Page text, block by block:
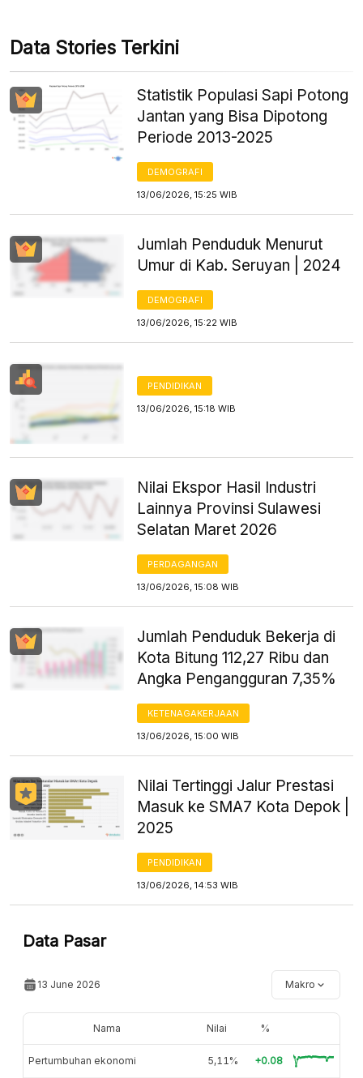
Data Stories Terkini
Statistik Populasi Sapi Potong
Jantan yang Bisa Dipotong
Periode 2013-2025
DEMOGRAFI
13/06/2026, 15:25 WIB
Jumlah Penduduk Menurut
Umur di Kab. Seruyan | 2024
DEMOGRAFI
13/06/2026, 15:22 WIB
PENDIDIKAN
13/06/2026, 15:18 WIB
Nilai Ekspor Hasil Industri
Lainnya Provinsi Sulawesi
Selatan Maret 2026
PERDAGANGAN
13/06/2026, 15:08 WIB
Jumlah Penduduk Bekerja di
Kota Bitung 112,27 Ribu dan
Angka Pengangguran 7,35%
KETENAGAKERJAAN
13/06/2026, 15:00 WIB
Nilai Tertinggi Jalur Prestasi
Masuk ke SMA7 Kota Depok |
2025
PENDIDIKAN
13/06/2026, 14:53 WIB
Data Pasar
13 June 2026 Makro
Nama Nilai %
Pertumbuhan ekonomi 5,11% +0.08